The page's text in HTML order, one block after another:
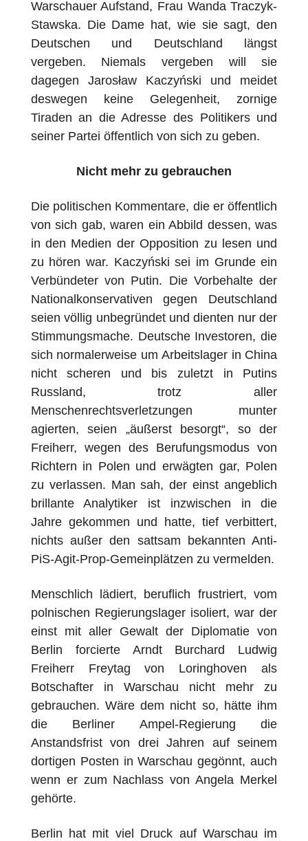
Warschauer Aufstand, Frau Wanda Traczyk-
Stawska. Die Dame hat, wie sie sagt, den
Deutschen und Deutschland längst
vergeben. Niemals vergeben will sie
dagegen Jarosław Kaczyński und meidet
deswegen keine Gelegenheit, zornige
Tiraden an die Adresse des Politikers und
seiner Partei öffentlich von sich zu geben.
Nicht mehr zu gebrauchen
Die politischen Kommentare, die er öffentlich
von sich gab, waren ein Abbild dessen, was
in den Medien der Opposition zu lesen und
zu hören war. Kaczyński sei im Grunde ein
Verbündeter von Putin. Die Vorbehalte der
Nationalkonservativen gegen Deutschland
seien völlig unbegründet und dienten nur der
Stimmungsmache. Deutsche Investoren, die
sich normalerweise um Arbeitslager in China
nicht scheren und bis zuletzt in Putins
Russland, trotz aller
Menschenrechtsverletzungen munter
agierten, seien „äußerst besorgt“, so der
Freiherr, wegen des Berufungsmodus von
Richtern in Polen und erwägten gar, Polen
zu verlassen. Man sah, der einst angeblich
brillante Analytiker ist inzwischen in die
Jahre gekommen und hatte, tief verbittert,
nichts außer den sattsam bekannten Anti-
PiS-Agit-Prop-Gemeinplätzen zu vermelden.
Menschlich lädiert, beruflich frustriert, vom
polnischen Regierungslager isoliert, war der
einst mit aller Gewalt der Diplomatie von
Berlin forcierte Arndt Burchard Ludwig
Freiherr Freytag von Loringhoven als
Botschafter in Warschau nicht mehr zu
gebrauchen. Wäre dem nicht so, hätte ihm
die Berliner Ampel-Regierung die
Anstandsfrist von drei Jahren auf seinem
dortigen Posten in Warschau gegönnt, auch
wenn er zum Nachlass von Angela Merkel
gehörte.
Berlin hat mit viel Druck auf Warschau im